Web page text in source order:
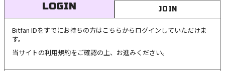
LOGIN JOIN
Bitfan IDをすでにお持ちの方はこちらからログインしていただけま
す。
当サイトの利用規約をご確認の上、お進みください。